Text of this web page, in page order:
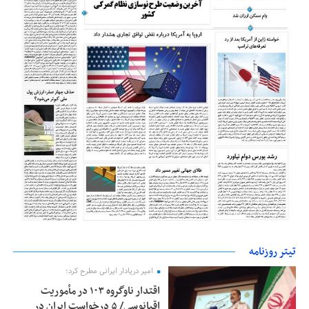
تیتر روزنامه
امیر دریادار ایرانی مطرح کرد؛
اقتدار ناوگروه ۱۰۳ در مأموریت‌